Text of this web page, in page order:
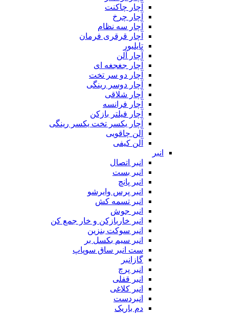
آچار چاکنت
آچار چرخ
آچار سه نظام
آچار قرقری فرمان
تایلیور
آچار آلن
آچار جغجغه ای
آچار دو سر تخت
آچار دوسر رینگی
آچار شلاقی
آچار فرانسه
آچار فیلتر بازکن
آچار یکسر تخت یکسر رینگی
آلن چاقویی
آلن کیفی
انبر
انبر اتصال
انبر بست
انبر پانچ
انبر پرس وایرشو
انبر تسمه کش
انبر جوش
انبر خاربازکن و خار جمع کن
انبر سوکت بنزین
انبر سیم بکسل بر
ست انبر ساق سوپاپ
گازانبر
انبر پرچ
انبر قفلی
انبر کلاغی
انبردست
دم باریک